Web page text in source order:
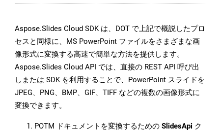
Aspose.Slides Cloud SDK は、DOT で上記で概説したプロ
セスと同様に、MS PowerPoint ファイルをさまざまな画
像形式に変換する高速で簡単な方法を提供します。
Aspose.Slides Cloud API では、直接の REST API 呼び出
しまたは SDK を利用することで、PowerPoint スライドを
JPEG、PNG、BMP、GIF、TIFF などの複数の画像形式に
変換できます。
POTM ドキュメントを変換するための SlidesApi ク